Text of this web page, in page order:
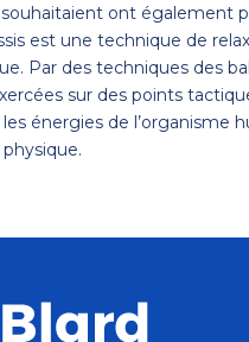
ont également
est une technique de
Par des techniques des
sur des points
énergies de l’organisme